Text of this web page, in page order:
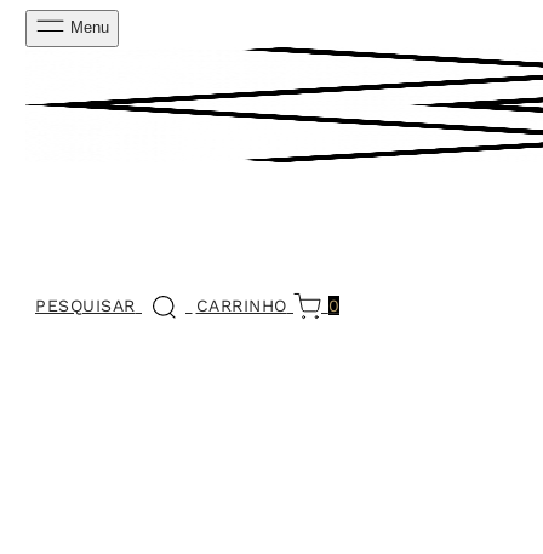
Menu
PESQUISAR CARRINHO 0